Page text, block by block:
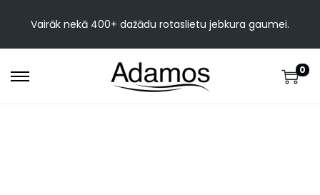
Vairāk nekā 400+ dažādu rotaslietu jebkura gaumei.
0